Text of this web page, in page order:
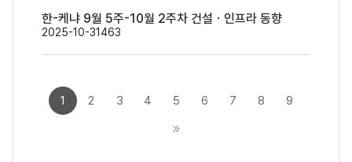
한-케냐 9월 5주-10월 2주차 건설ㆍ인프라 동향
2025-10-31 463
1 2 3 4 5 6 7 8 9